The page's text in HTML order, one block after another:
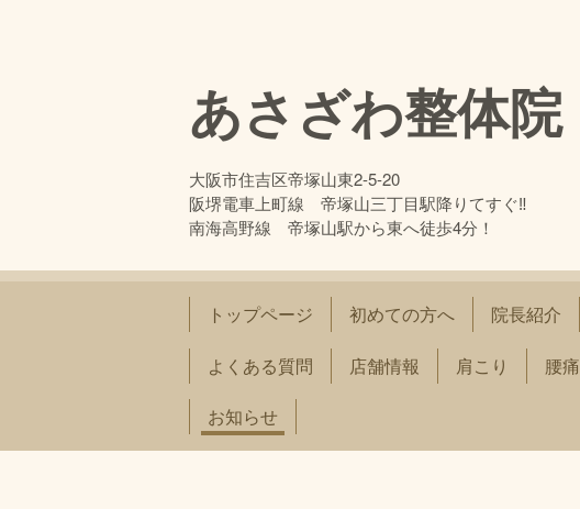
あさざわ整体院
大阪市住吉区帝塚山東2-5-20
阪堺電車上町線 帝塚山三丁目駅降りてすぐ‼
南海高野線 帝塚山駅から東へ徒歩4分！
トップページ 初めての方へ 院長紹介
よくある質問 店舗情報 肩こり 腰痛
お知らせ